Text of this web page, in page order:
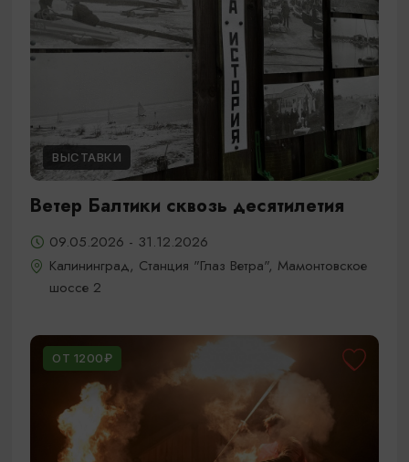
ВЫСТАВКИ
Ветер Балтики сквозь десятилетия
09.05.2026 - 31.12.2026
Калининград, Станция "Глаз Ветра", Мамонтовское
шоссе 2
ОТ 1200₽